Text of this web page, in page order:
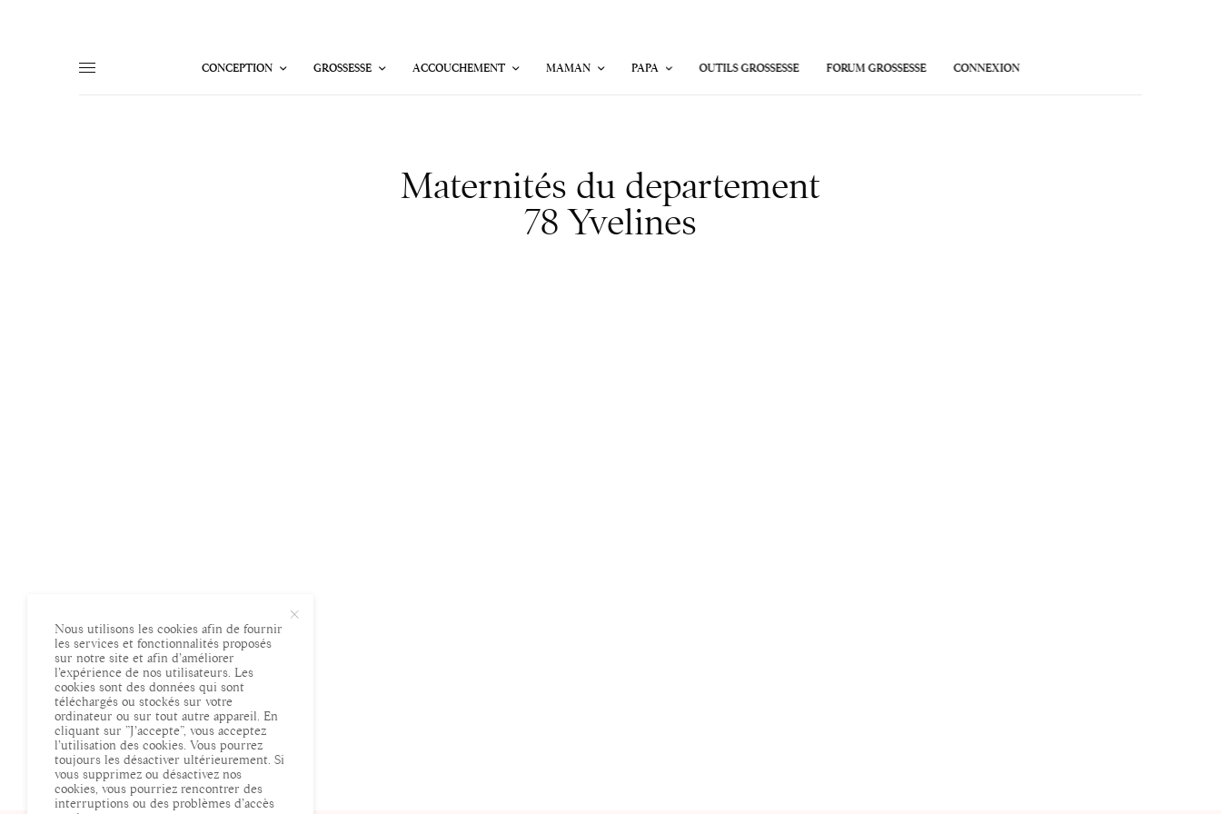
CONCEPTION GROSSESSE ACCOUCHEMENT MAMAN PAPA OUTILS GROSSESSE FORUM GROSSESSE CONNEXION
Maternités du departement
78 Yvelines
Nous utilisons les cookies afin de fournir
les services et fonctionnalités proposés
sur notre site et afin d’améliorer
l’expérience de nos utilisateurs. Les
cookies sont des données qui sont
téléchargés ou stockés sur votre
ordinateur ou sur tout autre appareil. En
cliquant sur ”J’accepte”, vous acceptez
l’utilisation des cookies. Vous pourrez
toujours les désactiver ultérieurement. Si
vous supprimez ou désactivez nos
cookies, vous pourriez rencontrer des
interruptions ou des problèmes d’accès